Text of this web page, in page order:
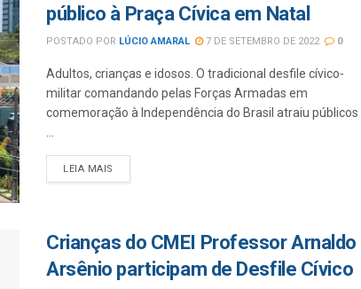
público à Praça Cívica em Natal
POSTADO POR LÚCIO AMARAL 7 DE SETEMBRO DE 2022 0
Adultos, crianças e idosos. O tradicional desfile cívico-
militar comandando pelas Forças Armadas em
comemoração à Independência do Brasil atraiu públicos
...
LEIA MAIS
Crianças do CMEI Professor Arnaldo
Arsênio participam de Desfile Cívico